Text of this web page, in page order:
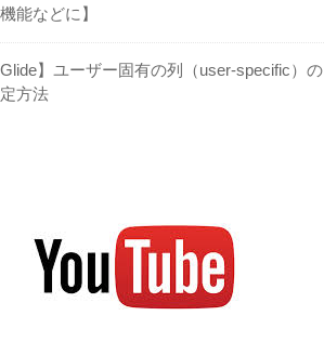
能などに】
Glide】ユーザー固有の列（user-specific）の
方法